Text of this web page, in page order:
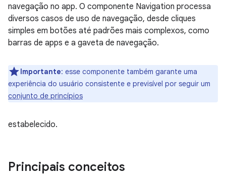
navegação no app. O componente Navigation processa
diversos casos de uso de navegação, desde cliques
simples em botões até padrões mais complexos, como
barras de apps e a gaveta de navegação.
Importante: esse componente também garante uma
experiência do usuário consistente e previsível por seguir um
conjunto de princípios
estabelecido.
Principais conceitos